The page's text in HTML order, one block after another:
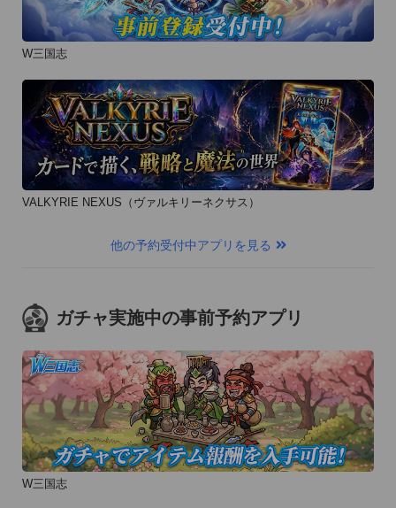
W三国志
VALKYRIE NEXUS（ヴァルキリーネクサス）
他の予約受付中アプリを見る
ガチャ実施中の事前予約アプリ
W三国志